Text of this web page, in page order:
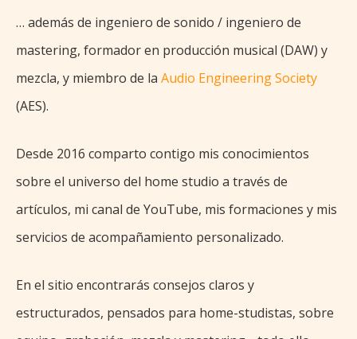
… además de ingeniero de sonido / ingeniero de
mastering, formador en producción musical (DAW) y
mezcla, y miembro de la Audio Engineering Society
(AES).
Desde 2016 comparto contigo mis conocimientos
sobre el universo del home studio a través de
artículos, mi canal de YouTube, mis formaciones y mis
servicios de acompañamiento personalizado.
En el sitio encontrarás consejos claros y
estructurados, pensados para home-studistas, sobre